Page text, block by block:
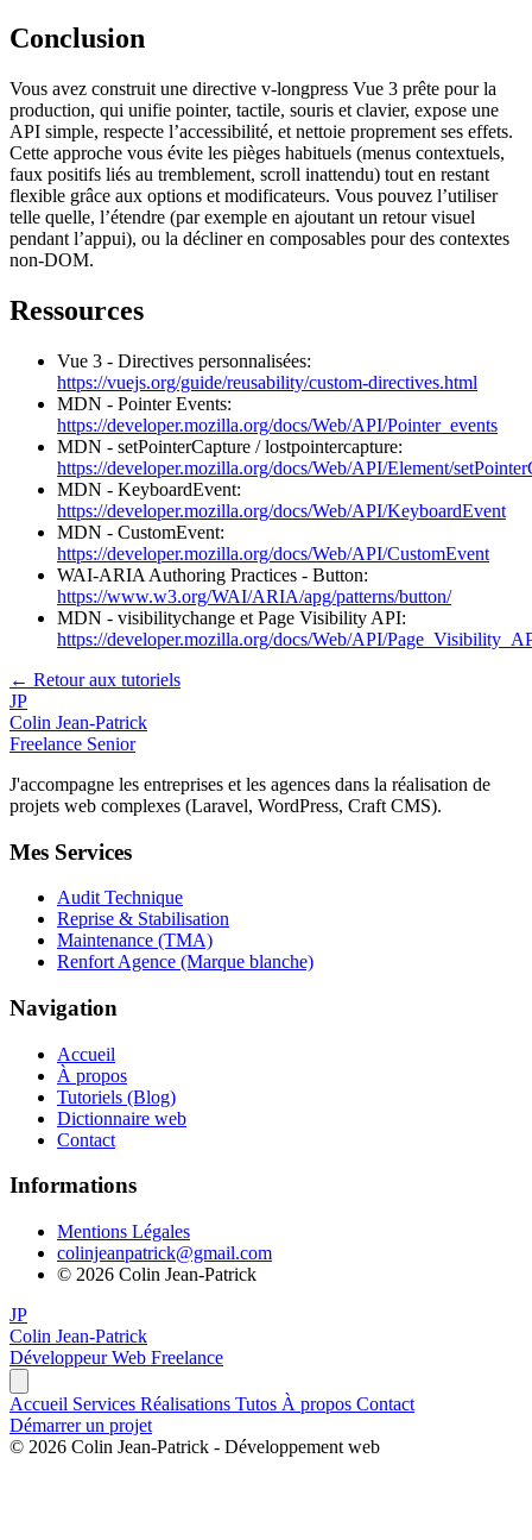
Conclusion
Vous avez construit une directive v-longpress Vue 3 prête pour la
production, qui unifie pointer, tactile, souris et clavier, expose une
API simple, respecte l’accessibilité, et nettoie proprement ses effets.
Cette approche vous évite les pièges habituels (menus contextuels,
faux positifs liés au tremblement, scroll inattendu) tout en restant
flexible grâce aux options et modificateurs. Vous pouvez l’utiliser
telle quelle, l’étendre (par exemple en ajoutant un retour visuel
pendant l’appui), ou la décliner en composables pour des contextes
non-DOM.
Ressources
Vue 3 - Directives personnalisées:
https://vuejs.org/guide/reusability/custom-directives.html
MDN - Pointer Events:
https://developer.mozilla.org/docs/Web/API/Pointer_events
MDN - setPointerCapture / lostpointercapture:
https://developer.mozilla.org/docs/Web/API/Element/
MDN - KeyboardEvent:
https://developer.mozilla.org/docs/Web/API/KeyboardEvent
MDN - CustomEvent:
https://developer.mozilla.org/docs/Web/API/CustomEvent
WAI-ARIA Authoring Practices - Button:
https://www.w3.org/WAI/ARIA/apg/patterns/button/
MDN - visibilitychange et Page Visibility API:
https://developer.mozilla.org/docs/Web/API/
← Retour aux tutoriels
JP
Colin Jean-Patrick
Freelance Senior
J'accompagne les entreprises et les agences dans la réalisation de
projets web complexes (Laravel, WordPress, Craft CMS).
Mes Services
Audit Technique
Reprise & Stabilisation
Maintenance (TMA)
Renfort Agence (Marque blanche)
Navigation
Accueil
À propos
Tutoriels (Blog)
Dictionnaire web
Contact
Informations
Mentions Légales
colinjeanpatrick@gmail.com
© 2026 Colin Jean-Patrick
JP
Colin Jean-Patrick
Développeur Web Freelance
Accueil Services Réalisations Tutos À propos Contact
Démarrer un projet
© 2026 Colin Jean-Patrick - Développement web